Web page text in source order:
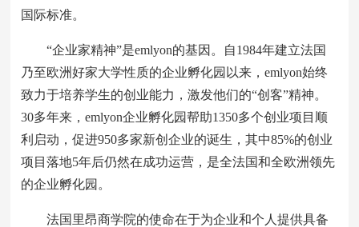
国际标准。
“企业家精神”是emlyon的基因。自1984年建立法国
乃至欧洲好家大学性质的企业孵化园以来，emlyon始终
致力于培养学生的创业能力，激发他们的“创客”精神。
30多年来，emlyon企业孵化园帮助1350多个创业项目顺
利启动，促进950多家新创企业的诞生，其中85%的创业
项目落地5年后仍然在成功运营，是全法国和全欧洲领先
的企业孵化园。
法国里昂商学院的使命在于为企业和个人提供具备